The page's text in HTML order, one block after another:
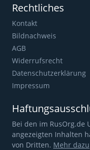
Rechtliches
Kontakt
Bildnachweis
AGB
Widerrufsrecht
Datenschutzerklärung
Impressum
Bei den im RusOrg.de
angezeigten Inhalten
von Dritten. Mehr dazu